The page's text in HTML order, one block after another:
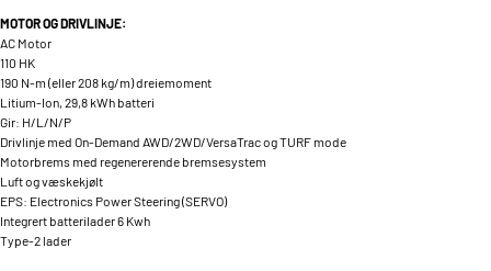
MOTOR OG DRIVLINJE:
AC Motor
110 HK
190 N-m (eller 208 kg/m) dreiemoment
Litium-Ion, 29,8 kWh batteri
Gir: H/L/N/P
Drivlinje med On-Demand AWD/2WD/VersaTrac og TURF mode
Motorbrems med regenererende bremsesystem
Luft og væskekjølt
EPS: Electronics Power Steering (SERVO)
Integrert batterilader 6 Kwh
Type-2 lader